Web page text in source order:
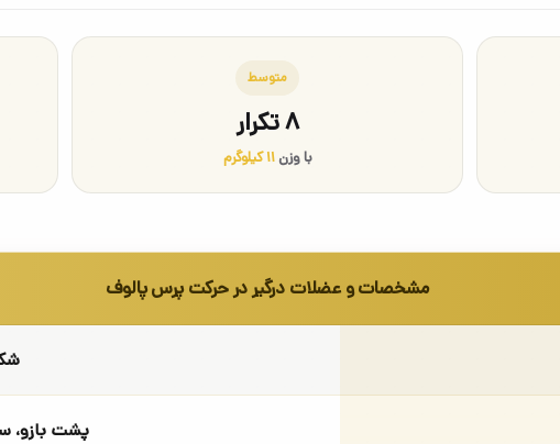
متوسط
۸ تکرار
با وزن۱۱ کیلوگرم
مشخصات و عضلات درگیر در حرکت پرس پالوف
پشت بازو،